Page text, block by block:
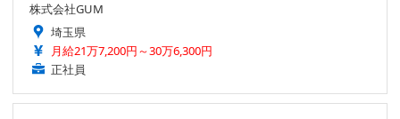
株式会社GUM
埼玉県
月給21万7,200円～30万6,300円
正社員